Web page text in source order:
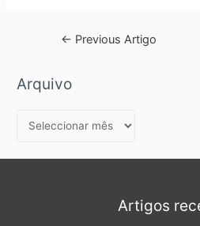
← Previous Artigo
Arquivo
Artigos